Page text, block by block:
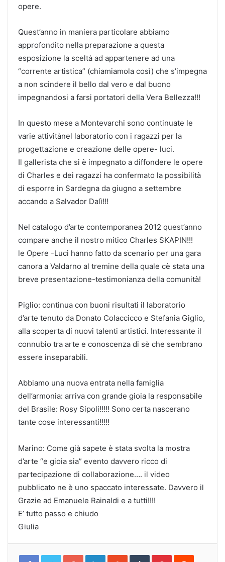
opere.
Quest’anno in maniera particolare abbiamo
approfondito nella preparazione a questa
esposizione la sceltà ad appartenere ad una
“corrente artistica” (chiamiamola così) che s’impegna
a non scindere il bello dal vero e dal buono
impegnandosi a farsi portatori della Vera Bellezza!!!
In questo mese a Montevarchi sono continuate le
varie attivitànel laboratorio con i ragazzi per la
progettazione e creazione delle opere- luci.
Il gallerista che si è impegnato a diffondere le opere
di Charles e dei ragazzi ha confermato la possibilità
di esporre in Sardegna da giugno a settembre
accando a Salvador Dalì!!!
Nel catalogo d’arte contemporanea 2012 quest’anno
compare anche il nostro mitico Charles SKAPIN!!!
le Opere -Luci hanno fatto da scenario per una gara
canora a Valdarno al tremine della quale cè stata una
breve presentazione-testimonianza della comunità!
Piglio: continua con buoni risultati il laboratorio
d’arte tenuto da Donato Colaccicco e Stefania Giglio,
alla scoperta di nuovi talenti artistici. Interessante il
connubio tra arte e conoscenza di sè che sembrano
essere inseparabili.
Abbiamo una nuova entrata nella famiglia
dell’armonia: arriva con grande gioia la responsabile
del Brasile: Rosy Sipoli!!!!! Sono certa nascerano
tante cose interessanti!!!!!
Marino: Come già sapete è stata svolta la mostra
d’arte “e gioia sia” evento davvero ricco di
partecipazione di collaborazione…. il video
pubblicato ne è uno spaccato interessate. Davvero il
Grazie ad Emanuele Rainaldi e a tutti!!!!
E’ tutto passo e chiudo
Giulia
Google+LinkedInStumbleUpon
TumblrPinterestReddit